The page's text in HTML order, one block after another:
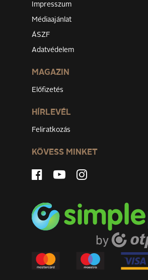
Impresszum
Médiaajánlat
ÁSZF
Adatvédelem
MAGAZIN
Előfizetés
HÍRLEVÉL
Feliratkozás
KÖVESS MINKET